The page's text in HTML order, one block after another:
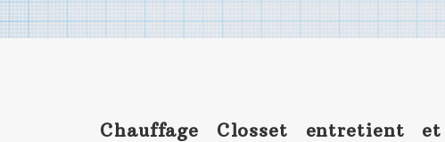
Chauffage Closset entretient